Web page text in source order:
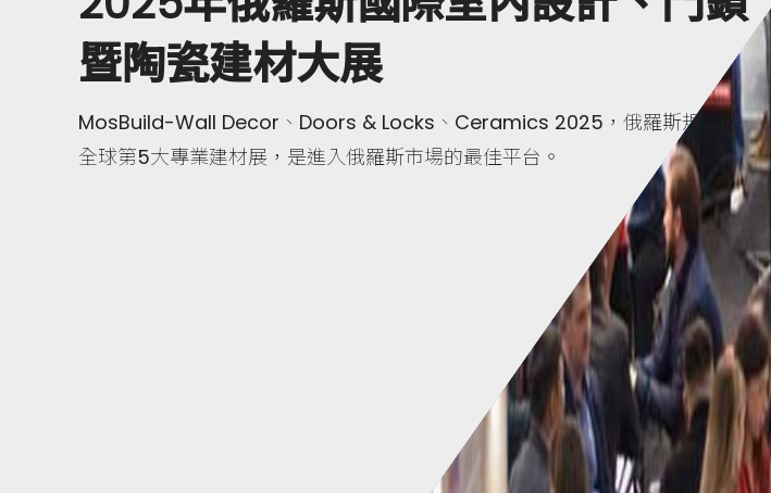
暨陶瓷建材大展
MosBuild-Wall Decor、Doors & Locks、Ceramics 2025，俄羅斯規模最大、
全球第5大專業建材展，是進入俄羅斯市場的最佳平台。